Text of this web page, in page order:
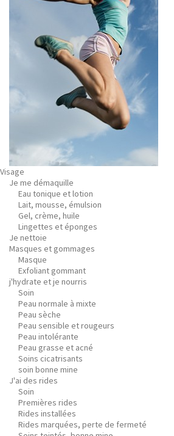
Visage
Je me démaquille
Eau tonique et lotion
Lait, mousse, émulsion
Gel, crème, huile
Lingettes et éponges
Je nettoie
Masques et gommages
Masque
Exfoliant gommant
j'hydrate et je nourris
Soin
Peau normale à mixte
Peau sèche
Peau sensible et rougeurs
Peau intolérante
Peau grasse et acné
Soins cicatrisants
soin bonne mine
J'ai des rides
Soin
Premières rides
Rides installées
Rides marquées, perte de fermeté